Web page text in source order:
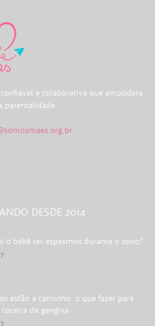
e colaborativa que empodera
parentalidade.
DESDE 2014
o bebê ter espasmos durante o sono?
estão a caminho: o que fazer para
da gengiva